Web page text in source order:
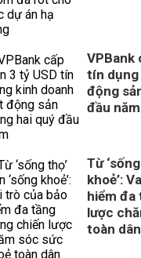
VPBank
tín dụng
động
đầu năm
Từ
khoẻ’:
hiểm đa
lược
toàn dân